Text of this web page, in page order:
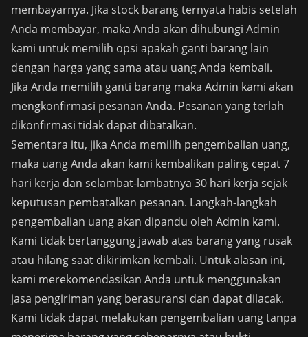
membayarnya. Jika stock barang ternyata habis setelah
Anda membayar, maka Anda akan dihubungi Admin
kami untuk memilih opsi apakah ganti barang lain
dengan harga yang sama atau uang Anda kembali.
Jika Anda memilih ganti barang maka Admin kami akan
mengkonfirmasi pesanan Anda. Pesanan yang terlah
dikonfirmasi tidak dapat dibatalkan.
Sementara itu, jika Anda memilih pengembalian uang,
maka uang Anda akan kami kembalikan paling cepat 7
hari kerja dan selambat-lambatnya 30 hari kerja sejak
keputusan pembatalkan pesanan. Langkah-langkah
pengembalian uang akan dipandu oleh Admin kami.
Kami tidak bertanggung jawab atas barang yang rusak
atau hilang saat dikirimkan kembali. Untuk alasan ini,
kami merekomendasikan Anda untuk menggunakan
jasa pengiriman yang berasuransi dan dapat dilacak.
Kami tidak dapat melakukan pengembalian uang tanpa